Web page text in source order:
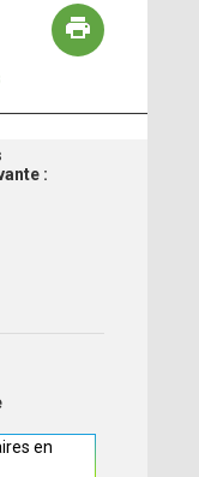
:
en